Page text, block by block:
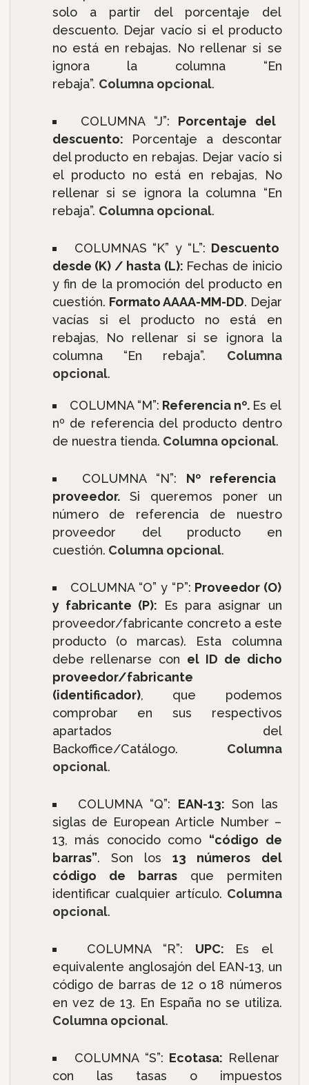
solo a partir del porcentaje del
descuento. Dejar vacío si el producto
no está en rebajas. No rellenar si se
ignora la columna “En
rebaja”. Columna opcional.
COLUMNA “J”: Porcentaje del
descuento:
Porcentaje a descontar
del producto en rebajas. Dejar vacío si
el producto no está en rebajas, No
rellenar si se ignora la columna “En
rebaja”. Columna opcional.
COLUMNAS “K” y “L”: Descuento
desde (K) / hasta (L): Fechas de inicio
y fin de la promoción del producto en
cuestión. Formato AAAA-MM-DD. Dejar
vacías si el producto no está en
rebajas, No rellenar si se ignora la
columna “En rebaja”. Columna
opcional.
COLUMNA “M”: Referencia nº. Es el
nº de referencia del producto dentro
de nuestra tienda. Columna opcional.
COLUMNA “N”: Nº referencia
proveedor.
Si queremos poner un
número de referencia de nuestro
proveedor del producto en
cuestión. Columna opcional.
COLUMNA “O” y “P”: Proveedor (O)
y fabricante (P):
Es para asignar un
proveedor/fabricante concreto a este
producto (o marcas). Esta columna
debe rellenarse con el ID de dicho
proveedor/fabricante
(identificador), que podemos
comprobar en sus respectivos
apartados del
Backoffice/Catálogo. Columna
opcional.
COLUMNA “Q”: EAN-13: Son las
siglas de European Article Number –
13, más conocido como “código de
barras”. Son los13 números del
código de barrasque permiten
identificar cualquier artículo. Columna
opcional.
COLUMNA “R”: UPC: Es el
equivalente anglosajón del EAN-13, un
código de barras de 12 o 18 números
en vez de 13. En España no se utiliza.
Columna opcional.
COLUMNA “S”: Ecotasa: Rellenar
con las tasas o impuestos